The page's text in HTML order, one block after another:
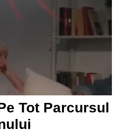
Tot Parcursul